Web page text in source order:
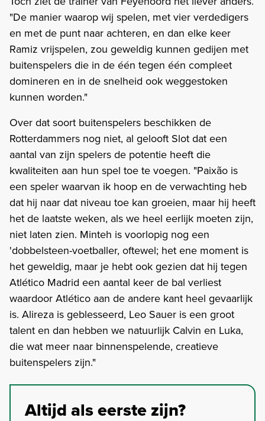
"De manier waarop wij spelen, met vier verdedigers
en met de punt naar achteren, en dan elke keer
Ramiz vrijspelen, zou geweldig kunnen gedijen met
buitenspelers die in de één tegen één compleet
domineren en in de snelheid ook weggestoken
kunnen worden."
Over dat soort buitenspelers beschikken de
Rotterdammers nog niet, al gelooft Slot dat een
aantal van zijn spelers de potentie heeft die
kwaliteiten aan hun spel toe te voegen. "Paixão is
een speler waarvan ik hoop en de verwachting heb
dat hij naar dat niveau toe kan groeien, maar hij heeft
het de laatste weken, als we heel eerlijk moeten zijn,
niet laten zien. Minteh is voorlopig nog een
'dobbelsteen-voetballer, oftewel; het ene moment is
het geweldig, maar je hebt ook gezien dat hij tegen
Atlético Madrid een aantal keer de bal verliest
waardoor Atlético aan de andere kant heel gevaarlijk
is. Alireza is geblesseerd, Leo Sauer is een groot
talent en dan hebben we natuurlijk Calvin en Luka,
die wat meer naar binnenspelende, creatieve
buitenspelers zijn."
Altijd als eerste zijn?